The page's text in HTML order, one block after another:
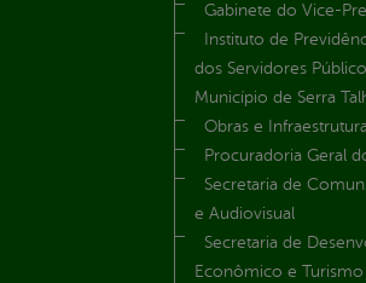
Gabinete do Vice-
Instituto de
dos Servidores
Município de Serra
Obras e Infraestrutura
Procuradoria Geral
Secretaria de
e Audiovisual
Secretaria de
Econômico e Turismo